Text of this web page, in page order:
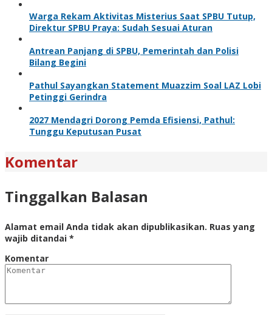
Warga Rekam Aktivitas Misterius Saat SPBU Tutup,
Direktur SPBU Praya: Sudah Sesuai Aturan
Antrean Panjang di SPBU, Pemerintah dan Polisi
Bilang Begini
Pathul Sayangkan Statement Muazzim Soal LAZ Lobi
Petinggi Gerindra
2027 Mendagri Dorong Pemda Efisiensi, Pathul:
Tunggu Keputusan Pusat
Komentar
Tinggalkan Balasan
Alamat email Anda tidak akan dipublikasikan. Ruas yang
wajib ditandai *
Komentar